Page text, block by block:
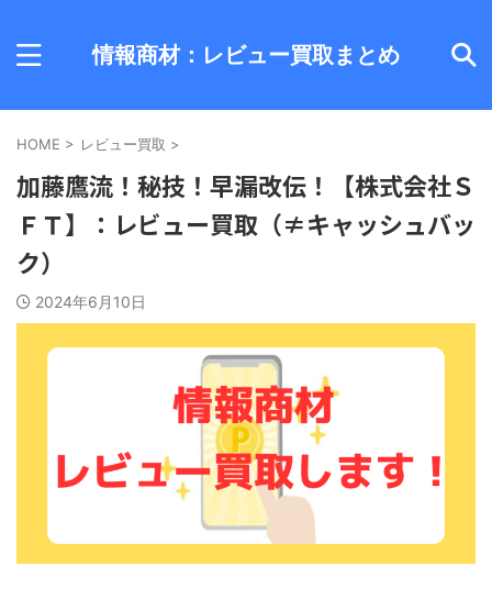
情報商材：レビュー買取まとめ
HOME > レビュー買取 >
加藤鷹流！秘技！早漏改伝！【株式会社Ｓ
ＦＴ】：レビュー買取（≠キャッシュバッ
ク）
2024年6月10日